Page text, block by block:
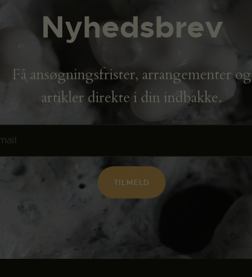
Nyhedsbrev
Få ansøgningsfrister, arrangementer og
artikler direkte i din indbakke.